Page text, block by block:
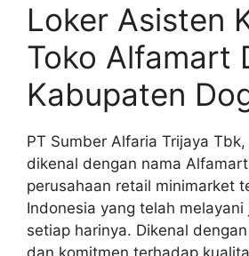
Loker Asisten
Toko Alfamart
Kabupaten
PT Sumber Alfaria Trijaya
dikenal dengan nama
perusahaan retail minimarket
Indonesia yang telah
setiap harinya. Dikenal